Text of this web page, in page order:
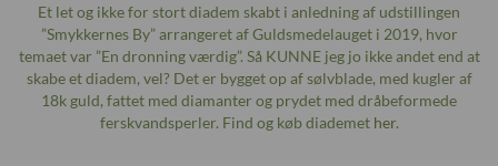
Et let og ikke for stort diadem skabt i anledning af udstillingen
”Smykkernes By” arrangeret af Guldsmedelauget i 2019, hvor
temaet var ”En dronning værdig”. Så KUNNE jeg jo ikke andet end at
skabe et diadem, vel? Det er bygget op af sølvblade, med kugler af
18k guld, fattet med diamanter og prydet med dråbeformede
ferskvandsperler. Find og køb diademet her.